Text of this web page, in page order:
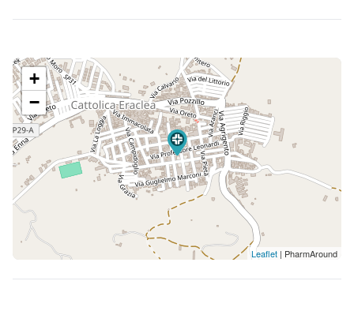
+
−
Leaflet | PharmAround